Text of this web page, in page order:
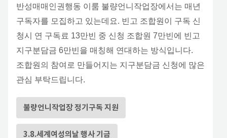
반성매매인권행동 이룸 불량언니작업장에서는 매년
구독자를 모집하고 있는데요. 빈고 조합원이 구독 신
청시 연 구독료 13만빈 중 신청 조합원 7만빈에 빈고
지구분담금 6만빈을 매칭해 연대하는 방식입니다.
조합원의 참여로 만들어지는 지구분담금 신청에 많은
관심 부탁드립니다.
불량언니작업장 정기구독 지원
3.8.세계여성의날 행사 기금